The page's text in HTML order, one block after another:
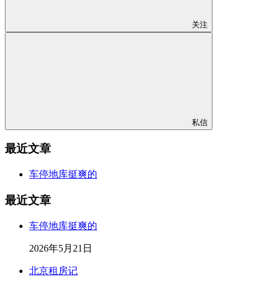
关注
私信
最近文章
车停地库挺爽的
最近文章
车停地库挺爽的
2026年5月21日
北京租房记